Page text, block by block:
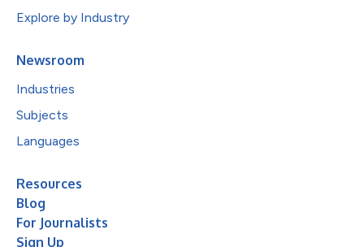
Explore by Industry
Newsroom
Industries
Subjects
Languages
Resources
Blog
For Journalists
Sign Up